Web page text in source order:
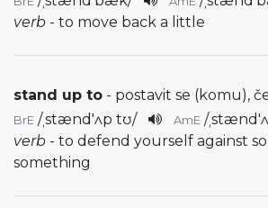
verb - to move back a little
stand up to - postavit se (komu),
BrE /ˌstænd'ʌp tʊ/ AmE /
verb - to defend yourself against
something